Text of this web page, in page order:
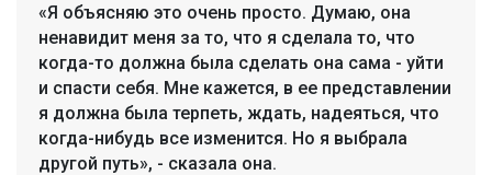
«Я объясняю это очень просто. Думаю, она
ненавидит меня за то, что я сделала то, что
когда-то должна была сделать она сама - уйти
и спасти себя. Мне кажется, в ее представлении
я должна была терпеть, ждать, надеяться, что
когда-нибудь все изменится. Но я выбрала
другой путь», - сказала она.